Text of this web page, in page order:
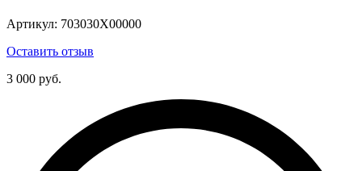
Артикул: 703030Х00000
Оставить отзыв
3 000 руб.